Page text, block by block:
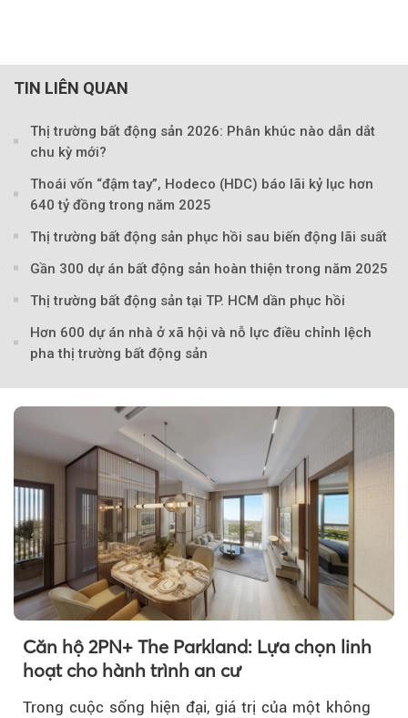
TIN LIÊN QUAN
Thị trường bất động sản 2026: Phân khúc nào dẫn dắt
chu kỳ mới?
Thoái vốn “đậm tay”, Hodeco (HDC) báo lãi kỷ lục hơn
640 tỷ đồng trong năm 2025
Thị trường bất động sản phục hồi sau biến động lãi suất
Gần 300 dự án bất động sản hoàn thiện trong năm 2025
Thị trường bất động sản tại TP. HCM dần phục hồi
Hơn 600 dự án nhà ở xã hội và nỗ lực điều chỉnh lệch
pha thị trường bất động sản
Căn hộ 2PN+ The Parkland: Lựa chọn linh
hoạt cho hành trình an cư
Trong cuộc sống hiện đại, giá trị của một không